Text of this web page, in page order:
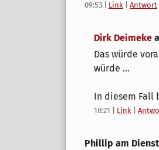
09:53 Link Antwort
Dirk Deimeke
Das würde
würde ...
In diesem Fall
10:21 Link
Phillip am